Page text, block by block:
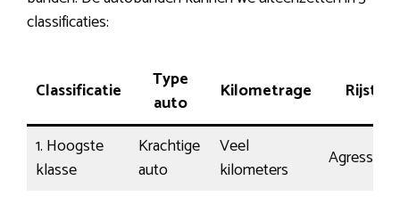
classificaties:
Classificatie
Type
auto
Kilometrage Rijstijl
1. Hoogste
klasse
Krachtige
auto
Veel
kilometers
Agressief